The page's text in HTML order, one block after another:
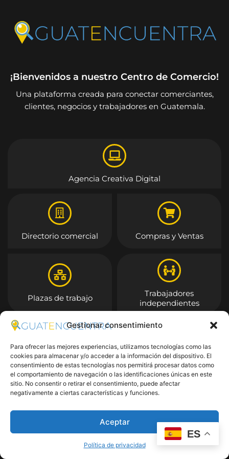
Gestionar consentimiento
Para ofrecer las mejores experiencias, utilizamos tecnologías como las
cookies para almacenar y/o acceder a la información del dispositivo. El
consentimiento de estas tecnologías nos permitirá procesar datos como
el comportamiento de navegación o las identificaciones únicas en este
sitio. No consentir o retirar el consentimiento, puede afectar
negativamente a ciertas características y funciones.
Aceptar
Política de privacidad
¡Bienvenidos a nuestro Centro de Comercio!
Una plataforma creada para conectar comerciantes,
clientes, negocios y trabajadores en Guatemala.
Agencia Creativa Digital
Directorio comercial Compras y Ventas
Plazas de trabajo
Trabajadores
independientes
Entrar
ES